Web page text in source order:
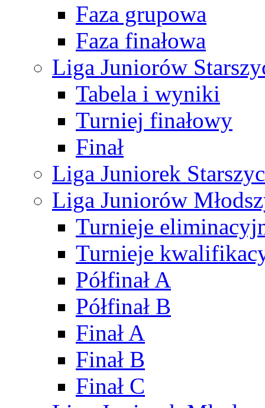
Faza grupowa
Faza finałowa
Liga Juniorów
Tabela i wyniki
Turniej finałowy
Finał
Liga Juniorek
Liga Juniorów
Turnieje
Turnieje
Półfinał A
Półfinał B
Finał A
Finał B
Finał C